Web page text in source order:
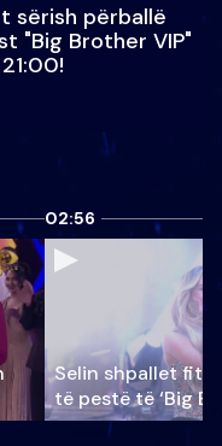
sërish përballë
"Big Brother VIP"
02:56
Selin shpallet
të pestë të ‘Big